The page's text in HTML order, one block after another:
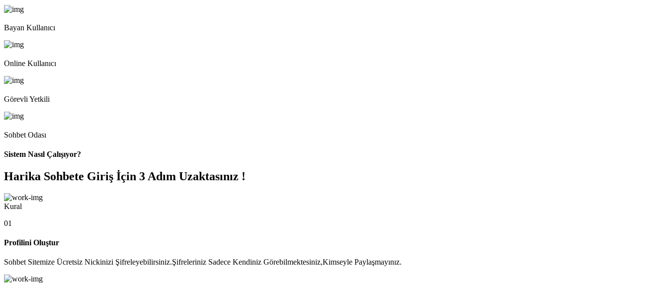
Bayan Kullanıcı
Online Kullanıcı
Görevli Yetkili
Sohbet Odası
Sistem Nasıl Çalışıyor?
Harika Sohbete Giriş İçin 3 Adım Uzaktasınız !
Kural
01
Profilini Oluştur
Sohbet Sitemize Ücretsiz Nickinizi Şifreleyebilirsiniz.Şifreleriniz Sadece Kendiniz Görebilmektesiniz,Kimseyle Paylaşmayınız.